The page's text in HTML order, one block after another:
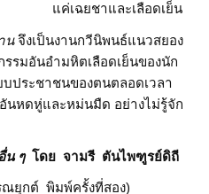
ะเลือดเย็น
นจึงเป็นงานกวีนิพนธ์แนวสยอง
รมอันอำมหิตเลือดเย็นของนัก
บประชาชนของตนตลอดเวลา
หดหู่และหม่นมืด อย่างไม่รู้จัก
น ๆโดย จามรี ตันไพฑูรย์ดิถี
ยุกต์ พิมพ์ครั้งที่สอง)